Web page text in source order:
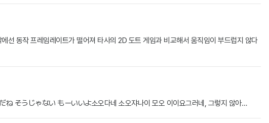
선 동작 프레임레이트가 떨어져 타사의 2D 도트 게임과 비교해서 움직임이 부드럽지 않다
ね そうじゃない もーいいよ소오다네 소오쟈나이 모오 이이요그러네, 그렇지 않아…